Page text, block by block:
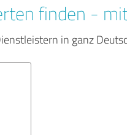
finden -
in ganz